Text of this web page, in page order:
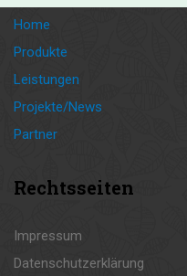
Home
Produkte
Leistungen
Projekte/News
Partner
Rechtsseiten
Impressum
Datenschutzerklärung